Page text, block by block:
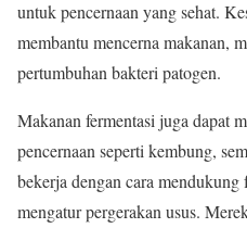
untuk pencernaan yang sehat.
membantu mencerna makanan,
pertumbuhan bakteri patogen.
Makanan fermentasi juga dapat
pencernaan seperti kembung,
bekerja dengan cara mendukung
mengatur pergerakan usus.